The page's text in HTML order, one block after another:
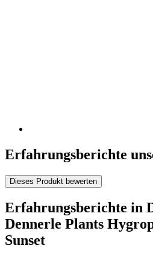
Erfahrungsberichte
Dieses Produkt bewerten
Erfahrungsberichte in
Dennerle Plants
Sunset